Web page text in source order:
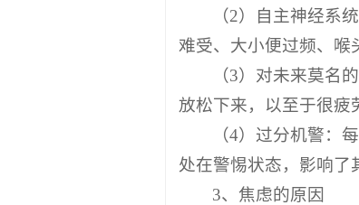
（2）自主神经系
难受、大小便过频、喉
（3）对未来莫名
放松下来，以至于很疲
（4）过分机警：
处在警惕状态，影响了
3、焦虑的原因